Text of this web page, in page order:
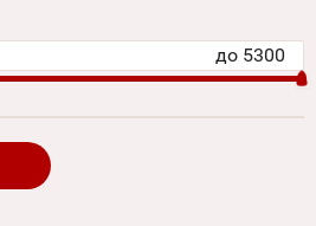
до 5300